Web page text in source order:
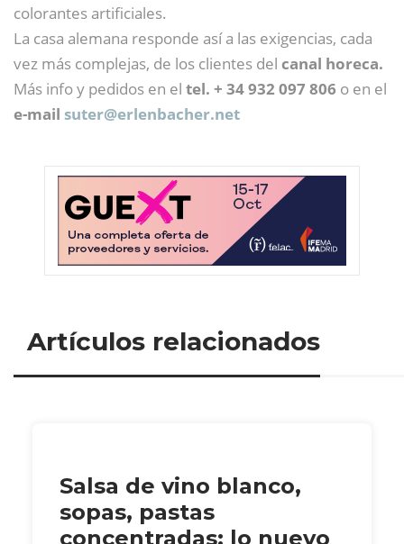
colorantes artificiales.
La casa alemana responde así a las exigencias, cada
vez más complejas, de los clientes del canal horeca.
Más info y pedidos en el tel. + 34 932 097 806 o en el
e-mail suter@erlenbacher.net
Artículos relacionados
Salsa de vino blanco,
sopas, pastas
concentradas: lo nuevo